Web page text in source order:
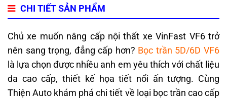
CHI TIẾT SẢN PHẨM
Chủ xe muốn nâng cấp nội thất xe VinFast VF6 trở
nên sang trọng, đẳng cấp hơn? Bọc trần 5D/6D VF6
là lựa chọn được nhiều anh em yêu thích với chất liệu
da cao cấp, thiết kế họa tiết nổi ấn tượng. Cùng
Thiện Auto khám phá chi tiết về loại bọc trần cao cấp